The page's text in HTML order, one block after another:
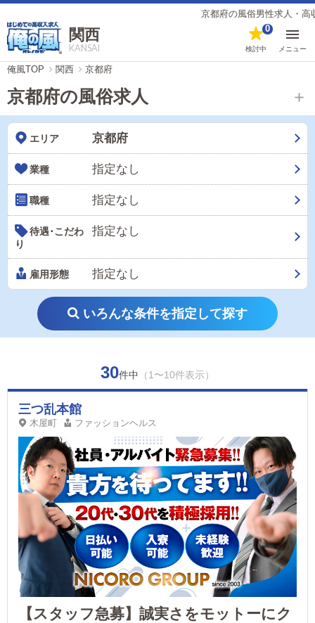
京都府の風俗男性求人・高収入バイト情
関西
KANSAI 検討中
0
メニュー
俺風TOP 関西 京都府
京都府の風俗求人
エリア 京都府
業種 指定なし
職種 指定なし
待遇･こだわ
り
指定なし
雇用形態 指定なし
いろんな条件を指定して探す
30件中 （1〜10件表示）
三つ乱本館
木屋町 ファッションヘルス
【スタッフ急募】誠実さをモットーにク